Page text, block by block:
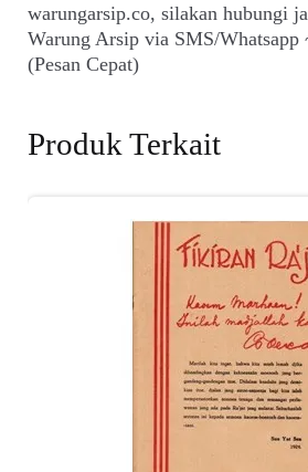
warungarsip.co, silakan hubungi
Warung Arsip via SMS/Whatsapp
(Pesan Cepat)
Produk Terkait